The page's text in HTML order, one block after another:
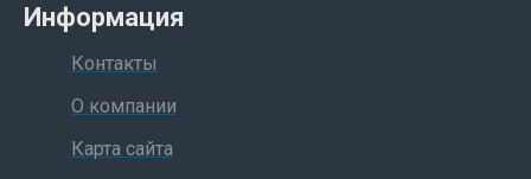
Информация
Контакты
О компании
Карта сайта